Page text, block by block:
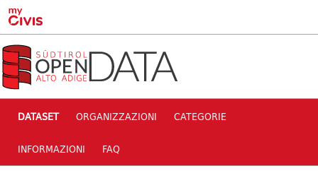
Skip to main content
DATASET ORGANIZZAZIONI CATEGORIE
INFORMAZIONI FAQ